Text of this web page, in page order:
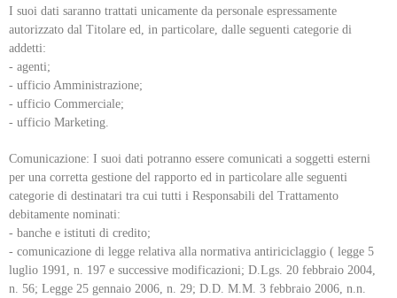
I suoi dati saranno trattati unicamente da personale espressamente
autorizzato dal Titolare ed, in particolare, dalle seguenti categorie di
addetti:
- agenti;
- ufficio Amministrazione;
- ufficio Commerciale;
- ufficio Marketing.
Comunicazione: I suoi dati potranno essere comunicati a soggetti esterni
per una corretta gestione del rapporto ed in particolare alle seguenti
categorie di destinatari tra cui tutti i Responsabili del Trattamento
debitamente nominati:
- banche e istituti di credito;
- comunicazione di legge relativa alla normativa antiriciclaggio ( legge 5
luglio 1991, n. 197 e successive modificazioni; D.Lgs. 20 febbraio 2004,
n. 56; Legge 25 gennaio 2006, n. 29; D.D. M.M. 3 febbraio 2006, n.n.